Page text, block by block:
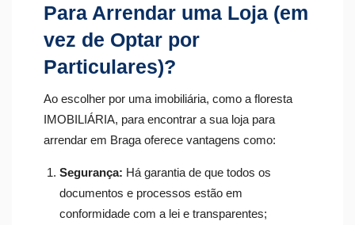
Para Arrendar uma Loja (em
vez de Optar por
Particulares)?
Ao escolher por uma imobiliária, como a floresta
IMOBILIÁRIA, para encontrar a sua loja para
arrendar em Braga oferece vantagens como:
Segurança: Há garantia de que todos os
documentos e processos estão em
conformidade com a lei e transparentes;